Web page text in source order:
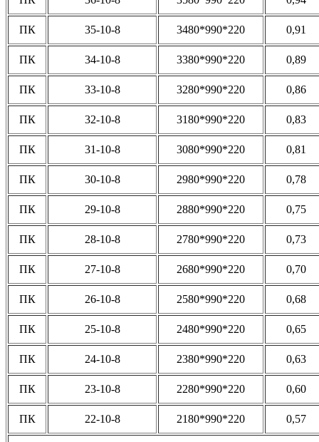
ПК 35-10-8 3480*990*220 0,91
ПК 34-10-8 3380*990*220 0,89
ПК 33-10-8 3280*990*220 0,86
ПК 32-10-8 3180*990*220 0,83
ПК 31-10-8 3080*990*220 0,81
ПК 30-10-8 2980*990*220 0,78
ПК 29-10-8 2880*990*220 0,75
ПК 28-10-8 2780*990*220 0,73
ПК 27-10-8 2680*990*220 0,70
ПК 26-10-8 2580*990*220 0,68
ПК 25-10-8 2480*990*220 0,65
ПК 24-10-8 2380*990*220 0,63
ПК 23-10-8 2280*990*220 0,60
ПК 22-10-8 2180*990*220 0,57